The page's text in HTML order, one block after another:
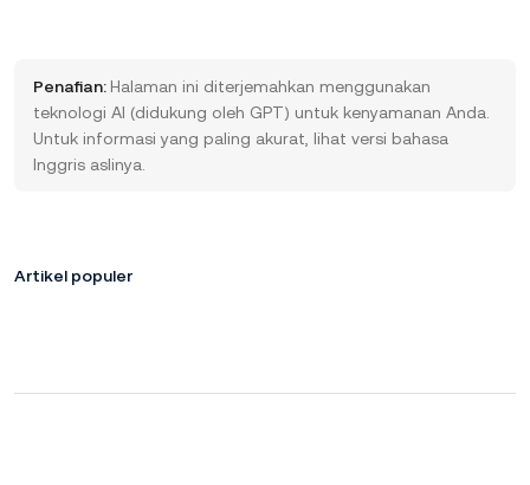
Penafian: Halaman ini diterjemahkan menggunakan
teknologi AI (didukung oleh GPT) untuk kenyamanan Anda.
Untuk informasi yang paling akurat, lihat versi bahasa
Inggris aslinya.
Artikel populer